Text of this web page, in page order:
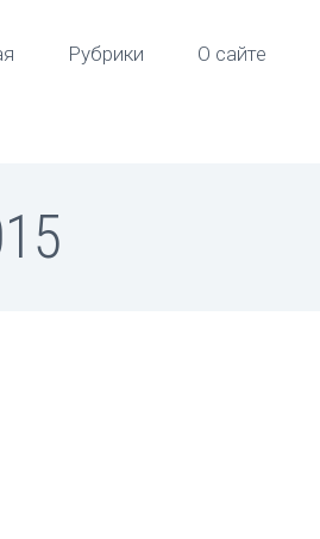
Рубрики О сайте